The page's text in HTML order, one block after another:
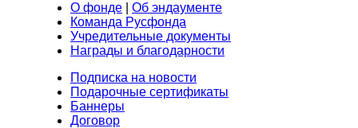
О фонде
Об эндаументе
Команда Русфонда
Учредительные документы
Награды и благодарности
Подписка на новости
Подарочные сертификаты
Баннеры
Договор